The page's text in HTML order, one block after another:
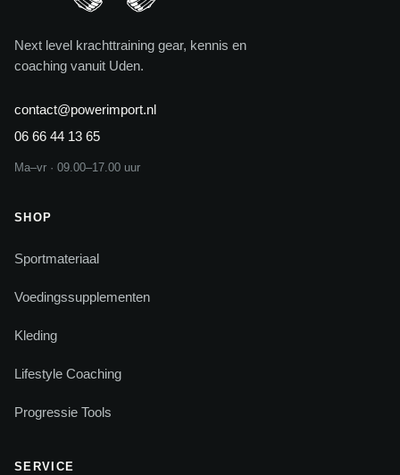
Next level krachttraining gear, kennis en
coaching vanuit Uden.
contact@powerimport.nl
06 66 44 13 65
Ma–vr · 09.00–17.00 uur
SHOP
Sportmateriaal
Voedingssupplementen
Kleding
Lifestyle Coaching
Progressie Tools
SERVICE